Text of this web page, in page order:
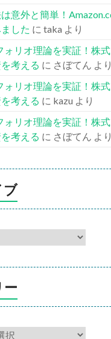
意外と簡単！
した に taka より
ォリオ理論を実証！株
考える に さぼてん より
ォリオ理論を実証！株
考える に kazu より
ォリオ理論を実証！株
考える に さぼてん より
ブ
ー